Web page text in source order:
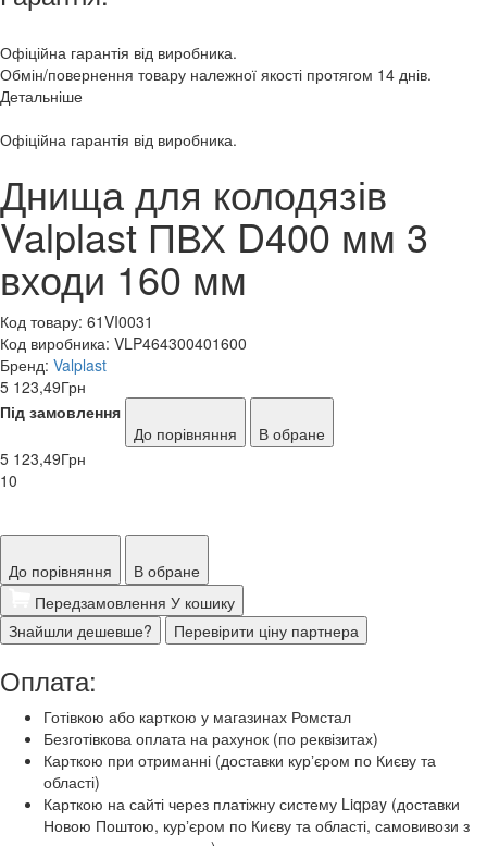
Офіційна гарантія від виробника.
Обмін/повернення товару належної якості протягом 14 днів.
Детальніше
Офіційна гарантія від виробника.
Днища для колодязів
Valplast ПВХ D400 мм 3
входи 160 мм
Код товару: 61VI0031
Код виробника: VLP464300401600
Бренд: Valplast
5 123,49Грн
Під замовлення
До порівняння
В обране
5 123,49Грн
10
До порівняння
В обране
Передзамовлення У кошику
Знайшли дешевше?
Перевірити ціну партнера
Оплата:
Готівкою або карткою у магазинах Ромстал
Безготівкова оплата на рахунок (по реквізитах)
Карткою при отриманні (доставки курʼєром по Києву та
області)
Карткою на сайті через платіжну систему Liqpay (доставки
Новою Поштою, курʼєром по Києву та області, самовивози з